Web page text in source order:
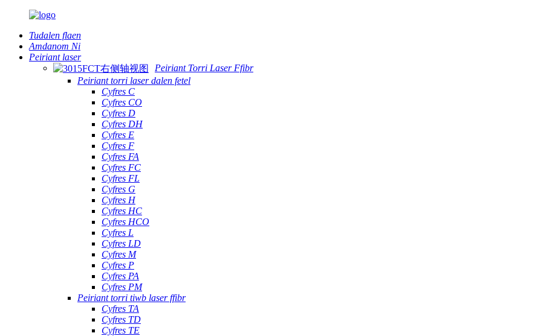
Tudalen flaen
Amdanom Ni
Peiriant laser
Peiriant Torri Laser Ffibr
Peiriant torri laser dalen fetel
Cyfres C
Cyfres CO
Cyfres D
Cyfres DH
Cyfres E
Cyfres F
Cyfres FA
Cyfres FC
Cyfres FL
Cyfres G
Cyfres H
Cyfres HC
Cyfres HCO
Cyfres L
Cyfres LD
Cyfres M
Cyfres P
Cyfres PA
Cyfres PM
Peiriant torri tiwb laser ffibr
Cyfres TA
Cyfres TD
Cyfres TE